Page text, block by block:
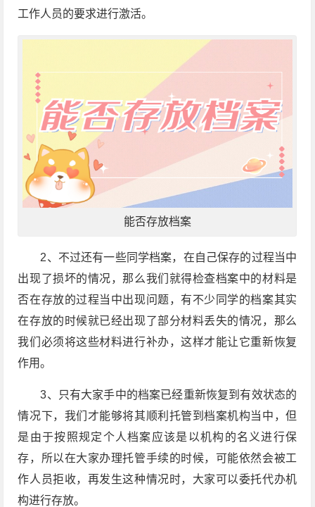
工作人员的要求进行激活。
能否存放档案
2、不过还有一些同学档案，在自己保存的过程当中
出现了损坏的情况，那么我们就得检查档案中的材料是
否在存放的过程当中出现问题，有不少同学的档案其实
在存放的时候就已经出现了部分材料丢失的情况，那么
我们必须将这些材料进行补办，这样才能让它重新恢复
作用。
3、只有大家手中的档案已经重新恢复到有效状态的
情况下，我们才能够将其顺利托管到档案机构当中，但
是由于按照规定个人档案应该是以机构的名义进行保
存，所以在大家办理托管手续的时候，可能依然会被工
作人员拒收，再发生这种情况时，大家可以委托代办机
构进行存放。